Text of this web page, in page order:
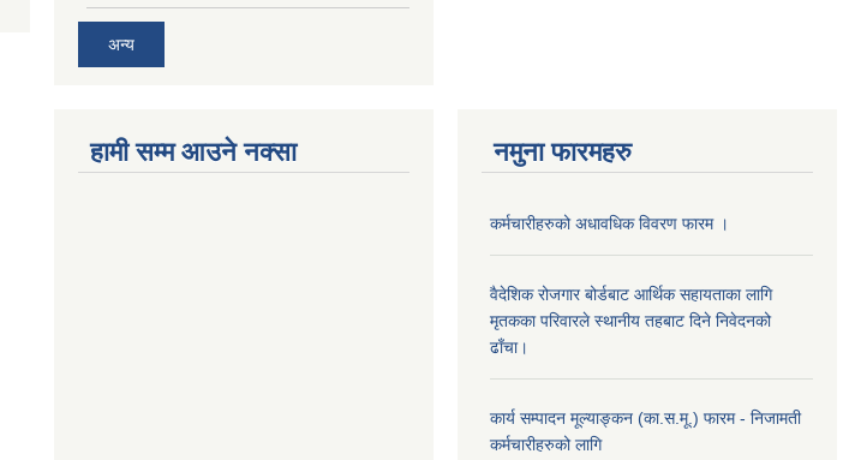
अन्य
हामी सम्म आउने नक्सा नमुना फारमहरु
कर्मचारीहरुको अधावधिक विवरण फारम ।
वैदेशिक रोजगार बोर्डबाट आर्थिक सहायताका लागि
मृतकका परिवारले स्थानीय तहबाट दिने निवेदनको
ढाँचा।
कार्य सम्पादन मूल्याङ्कन (का.स.मू.) फारम - निजामती
कर्मचारीहरुको लागि